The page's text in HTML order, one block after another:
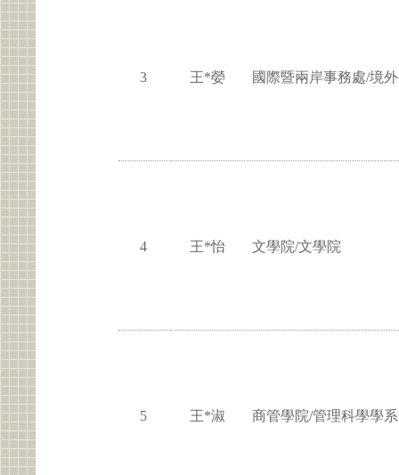
3 王*嫈 國際暨兩岸事務處/境
4 王*怡 文學院/文學院
5 王*淑 商管學院/管理科學學系